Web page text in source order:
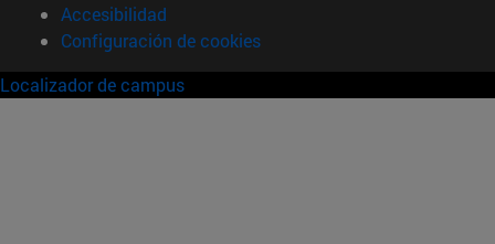
Accesibilidad
Configuración de cookies
Localizador de campus